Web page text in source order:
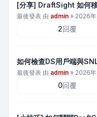
[分享] DraftSight 如何
最後發表 由 admin » 2026
2回覆
如何檢查DS用戶端與
最後發表 由 admin » 2026
0回覆